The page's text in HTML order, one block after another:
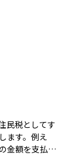
民税としてす
ます。例え
金額を支払う